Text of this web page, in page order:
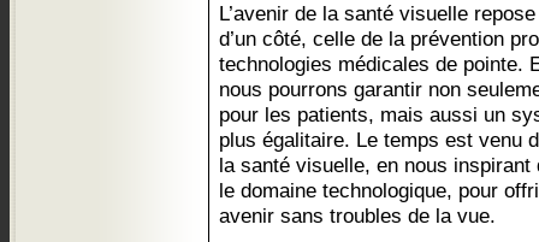
L’avenir de la santé visuelle
d’un côté, celle de la prévention
technologies médicales de pointe.
nous pourrons garantir non
pour les patients, mais aussi un
plus égalitaire. Le temps est venu
la santé visuelle, en nous
le domaine technologique, pour
avenir sans troubles de la vue.